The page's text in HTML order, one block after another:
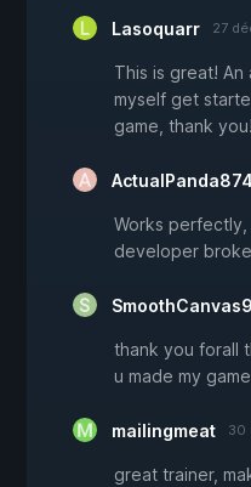
Lasoquarr 27
This is great!
myself get
game, thank you!
Works
developer
thank you forall
u made my
mailingmeat 30
great trainer,